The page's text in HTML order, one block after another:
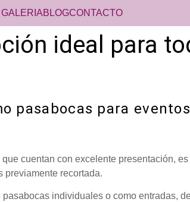
GALERIABLOGCONTACTO
ideal para
pasabocas para
cuentan con excelente presentación,
previamente recortada.
individuales o como entradas,